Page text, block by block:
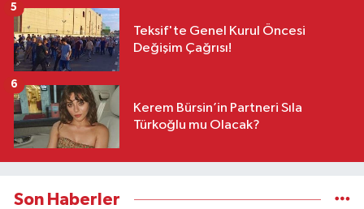
Teksif'te Genel Kurul Öncesi
Değişim Çağrısı!
5
Kerem Bürsin’in Partneri Sıla
Türkoğlu mu Olacak?
6
Son Haberler